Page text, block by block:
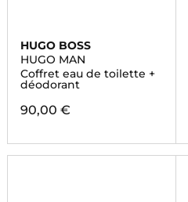
HUGO BOSS
HUGO MAN
Coffret eau de toilette +
déodorant
90,00 €